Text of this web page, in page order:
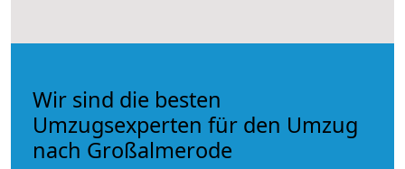
Wir sind die besten
Umzugsexperten für den Umzug
nach Großalmerode